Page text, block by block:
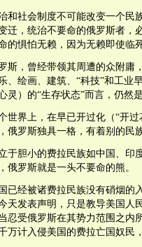
和社会制度不可能改变一个民
迁，统治不要命的俄罗斯者，
的惧怕无赖，因为无赖即使临
斯，曾经带领其周遭的众附庸
、绘画、建筑、“科技”和工业
心灵）的“生存状态”而言，仍然
世界上，在早已开过化（“开
俄罗斯独具一格，有着别的民
于胆小的费拉民族如中国、印
俄罗斯就是一头不要命的熊。
已经被诸费拉民族没有硝烟的
天发表声明，只是教导美国人
忍受俄罗斯在其势力范围之内
万计入侵美国的费拉亡国奴民